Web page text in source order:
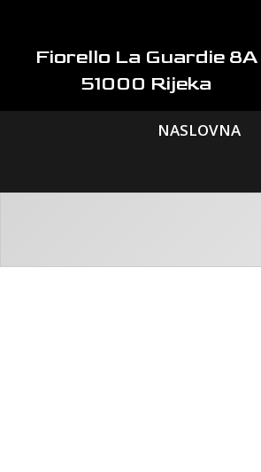
contentFiorello La Guardie 8A
51000 Rijeka
NASLOVNA